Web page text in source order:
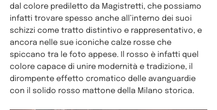
dal colore prediletto da Magistretti, che possiamo
infatti trovare spesso anche all’interno dei suoi
schizzi come tratto distintivo e rappresentativo, e
ancora nelle sue iconiche calze rosse che
spiccano tra le foto appese. Il rosso è infatti quel
colore capace di unire modernità e tradizione, il
dirompente effetto cromatico delle avanguardie
con il solido rosso mattone della Milano storica.